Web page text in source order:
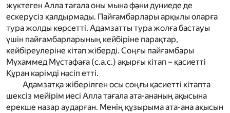
жүктеген Алла тағала оны мына фәни дүниеде де
ескерусіз қалдырмады. Пайғамбарлары арқылы оларға
тура жолды көрсетті. Адамзатты тура жолға бастауы
үшін пайғамбарларының кейбіріне парақтар,
кейбіреулеріне кітап жіберді. Соңғы пайғамбары
Мұхаммед Мұстафаға (с.а.с.) ақырғы кітап – қасиетті
Құран кәрімді нәсіп етті.
Адамзатқа жіберілген осы соңғы қасиетті кітапта
шексіз мейірім иесі Алла тағала ата-ананың ақысына
ерекше назар аударған. Менің құзырыма ата-ана ақысын